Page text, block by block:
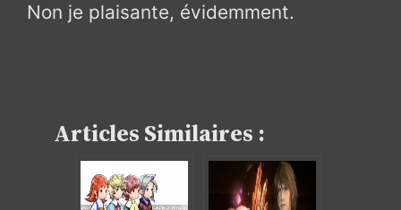
Non je plaisante, évidemment.
Articles Similaires :